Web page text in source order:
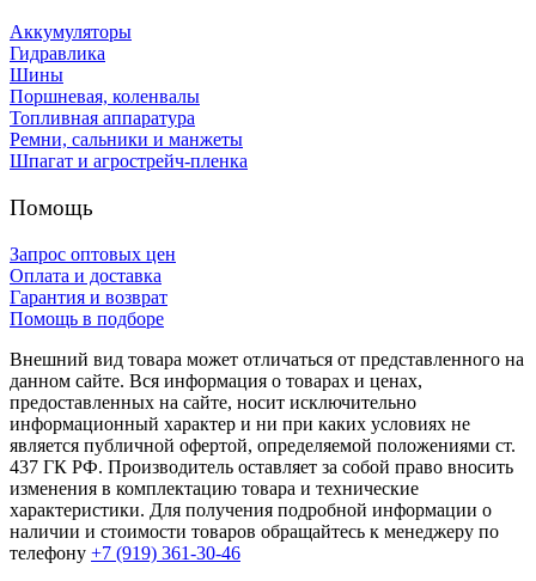
Аккумуляторы
Гидравлика
Шины
Поршневая, коленвалы
Топливная аппаратура
Ремни, сальники и манжеты
Шпагат и агрострейч-пленка
Помощь
Запрос оптовых цен
Оплата и доставка
Гарантия и возврат
Помощь в подборе
Внешний вид товара может отличаться от представленного на
данном сайте. Вся информация о товарах и ценах,
предоставленных на сайте, носит исключительно
информационный характер и ни при каких условиях не
является публичной офертой, определяемой положениями ст.
437 ГК РФ. Производитель оставляет за собой право вносить
изменения в комплектацию товара и технические
характеристики. Для получения подробной информации о
наличии и стоимости товаров обращайтесь к менеджеру по
телефону +7 (919) 361-30-46